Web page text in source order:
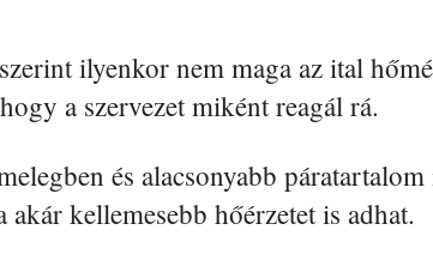
ilyenkor nem maga az ital
a szervezet miként reagál rá.
és alacsonyabb
akár kellemesebb hőérzetet is adhat.